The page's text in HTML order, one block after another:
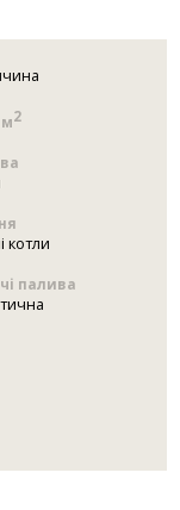
м2
котли
палива